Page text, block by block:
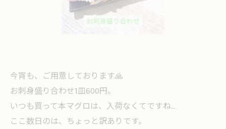
今宵も、ご用意しております🙏
お刺身盛り合わせ1皿600円。
いつも買って本マグロは、入荷なくてですね…
ここ数日のは、ちょっと訳ありです。